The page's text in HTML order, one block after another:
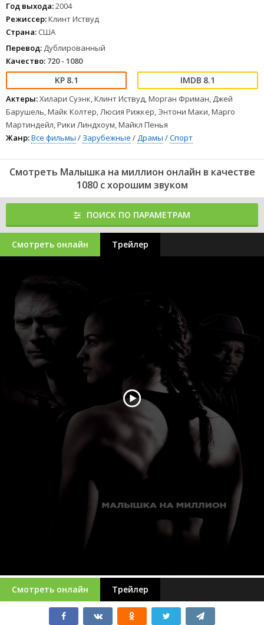
уйти из жизни, как она этого хочет, или помочь ей бороться
за жизнь.
12 34 5 678
Год выхода:2004
Режиссер:Клинт Иствуд
Страна: США
Перевод: Дублированный
Качество: 720 - 1080
8.1 8.1
Актеры:Хилари Суэнк, Клинт Иствуд, Морган Фриман, Джей
Барушель, Майк Колтер, Люсия Рижкер, Энтони Маки, Марго
Мартиндейл, Рики Линдхоум, Майкл Пенья
Жанр:Все фильмы / Зарубежные /Драмы /Спорт
Смотреть Малышка на миллион онлайн в качестве
1080 с хорошим звуком
ПОИСК ПО ПАРАМЕТРАМ
Смотреть онлайн Трейлер
Смотреть онлайн Трейлер